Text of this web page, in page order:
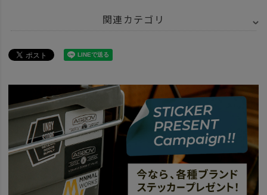
関連カテゴリ
ITEM バッグ
HABITシリーズのカスタム例。
news WP 再入荷
news AS2OV WATERPROOFシリーズ再入荷
news WATER PROOF シリーズ人気のひみつ
news WATER PROOFシリーズ3選